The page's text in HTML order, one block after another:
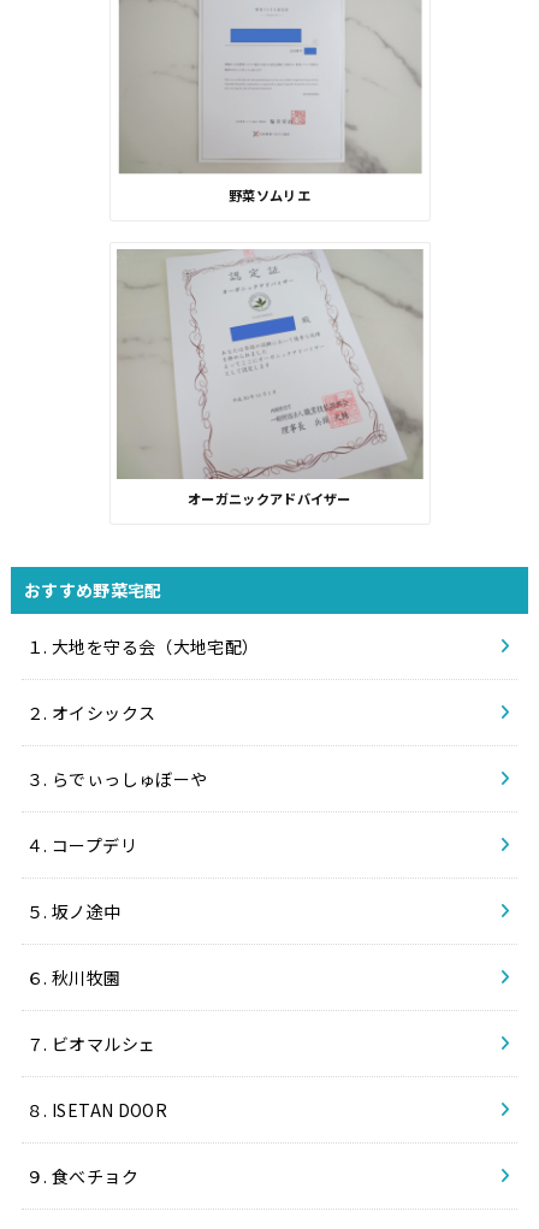
野菜ソムリエ
オーガニックアドバイザー
おすすめ野菜宅配
１. 大地を守る会（大地宅配）
２. オイシックス
３. らでぃっしゅぼーや
４. コープデリ
５. 坂ノ途中
６. 秋川牧園
７. ビオマルシェ
８. ISETAN DOOR
９. 食べチョク